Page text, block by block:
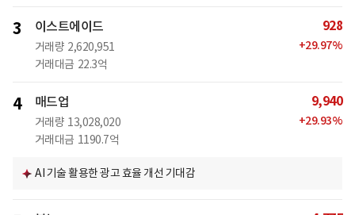
3 이스트에이드
거래량 2,620,951
거래대금 22.3억
928
+29.97%
4 매드업
거래량 13,028,020
거래대금 1190.7억
9,940
+29.93%
AI 기술 활용한 광고 효율 개선 기대감